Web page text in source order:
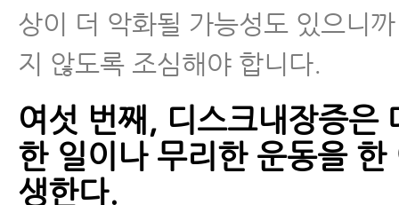
상이 더 악화될 가능성도 있으니
지 않도록 조심해야 합니다.
여섯 번째, 디스크내장증은
한 일이나 무리한 운동을 한
생한다.